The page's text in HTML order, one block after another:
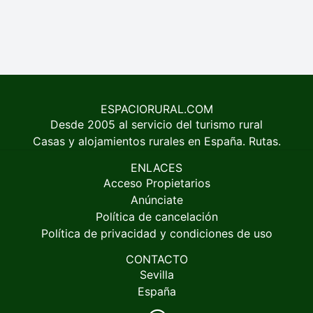
ESPACIORURAL.COM
Desde 2005 al servicio del turismo rural
Casas y alojamientos rurales en España. Rutas.
ENLACES
Acceso Propietarios
Anúnciate
Política de cancelación
Política de privacidad y condiciones de uso
CONTACTO
Sevilla
España